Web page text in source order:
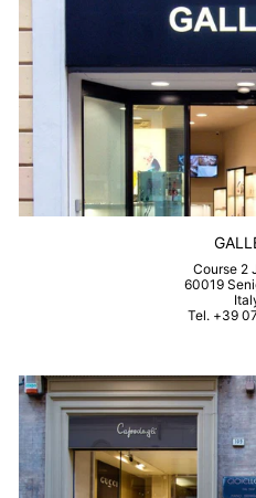
Course 2
60019
Tel. +39